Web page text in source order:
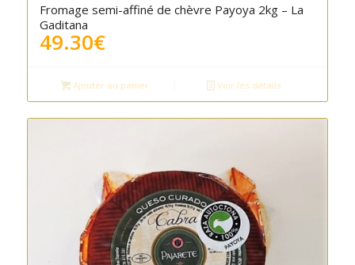
Fromage semi-affiné de chèvre Payoya 2kg – La
Gaditana
49.30€
Ajouter au panier Voir les détails